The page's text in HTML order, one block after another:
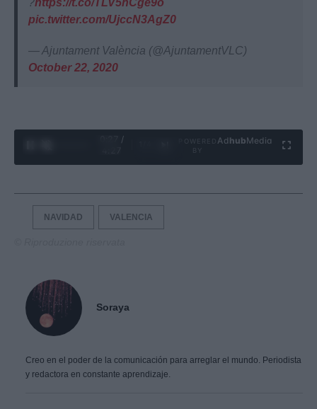
pic.twitter.com/UjccN3AgZ0
— Ajuntament València (@AjuntamentVLC)
October 22, 2020
0:28 /
Ad hubMedia
NAVIDAD VALENCIA
Soraya
Creo en el poder de la comunicación para arreglar el mundo. Periodista
y redactora en constante aprendizaje.